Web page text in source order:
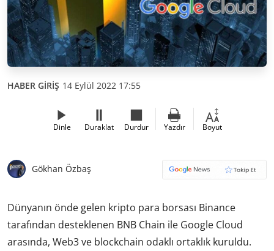
HABER GİRİŞ 14 Eylül 2022 17:55
Dinle Duraklat Durdur Yazdır Boyut
Gökhan Özbaş
Dünyanın önde gelen kripto para borsası Binance
tarafından desteklenen BNB Chain ile Google Cloud
arasında, Web3 ve blockchain odaklı ortaklık kuruldu.